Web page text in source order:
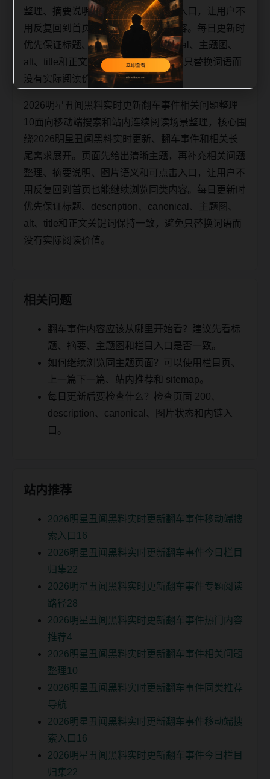
整理、摘要说明、图片语义和可点击入口，让用户不
用反复回到首页也能继续浏览同类内容。每日更新时
优先保证标题、description、canonical、主题图、
alt、title和正文关键词保持一致，避免只替换词语而
没有实际阅读价值。
2026明星丑闻黑料实时更新翻车事件相关问题整理
10面向移动端搜索和站内连续阅读场景整理，核心围
绕2026明星丑闻黑料实时更新、翻车事件和相关长
尾需求展开。页面先给出清晰主题，再补充相关问题
整理、摘要说明、图片语义和可点击入口，让用户不
用反复回到首页也能继续浏览同类内容。每日更新时
优先保证标题、description、canonical、主题图、
alt、title和正文关键词保持一致，避免只替换词语而
没有实际阅读价值。
相关问题
翻车事件内容应该从哪里开始看？建议先看标
题、摘要、主题图和栏目入口是否一致。
如何继续浏览同主题页面？可以使用栏目页、
上一篇下一篇、站内推荐和 sitemap。
每日更新后要检查什么？检查页面 200、
description、canonical、图片状态和内链入
口。
站内推荐
2026明星丑闻黑料实时更新翻车事件移动端搜
索入口16
2026明星丑闻黑料实时更新翻车事件今日栏目
归集22
2026明星丑闻黑料实时更新翻车事件专题阅读
路径28
2026明星丑闻黑料实时更新翻车事件热门内容
推荐4
2026明星丑闻黑料实时更新翻车事件相关问题
整理10
2026明星丑闻黑料实时更新翻车事件同类推荐
导航
2026明星丑闻黑料实时更新翻车事件移动端搜
索入口16
2026明星丑闻黑料实时更新翻车事件今日栏目
归集22